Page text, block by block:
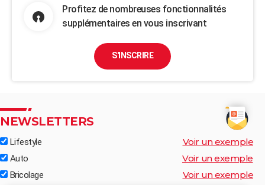
Profitez de nombreuses fonctionnalités
supplémentaires en vous inscrivant
S'INSCRIRE
NEWSLETTERS
Lifestyle Voir un exemple
Auto Voir un exemple
Bricolage Voir un exemple